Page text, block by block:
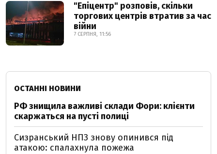
"Епіцентр" розповів, скільки
торгових центрів втратив за час
війни
7 СЕРПНЯ, 11:56
ОСТАННІ НОВИНИ
РФ знищила важливі склади Фори: клієнти
скаржаться на пусті полиці
Сизранський НПЗ знову опинився під
атакою: спалахнула пожежа